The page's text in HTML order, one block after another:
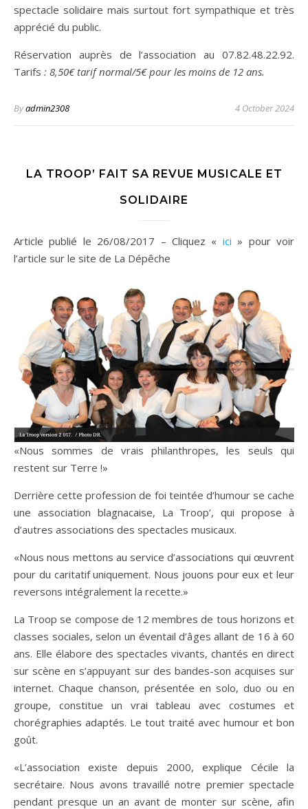
spectacle solidaire mais surtout fort sympathique et très
apprécié du public.
Réservation auprès de l’association au 07.82.48.22.92.
Tarifs : 8,50€ tarif normal/5€ pour les moins de 12 ans.
Byadmin2308 4 October 2024
LA TROOP’ FAIT SA REVUE MUSICALE ET
SOLIDAIRE
Article publié le 26/08/2017 – Cliquez « ici » pour voir
l’article sur le site de La Dépêche
«Nous sommes de vrais philanthropes, les seuls qui
restent sur Terre !»
Derrière cette profession de foi teintée d’humour se cache
une association blagnacaise, La Troop’, qui propose à
d’autres associations des spectacles musicaux.
«Nous nous mettons au service d’associations qui œuvrent
pour du caritatif uniquement. Nous jouons pour eux et leur
reversons intégralement la recette.»
La Troop se compose de 12 membres de tous horizons et
classes sociales, selon un éventail d’âges allant de 16 à 60
ans. Elle élabore des spectacles vivants, chantés en direct
sur scène en s’appuyant sur des bandes-son acquises sur
internet. Chaque chanson, présentée en solo, duo ou en
groupe, constitue un vrai tableau avec costumes et
chorégraphies adaptés. Le tout traité avec humour et bon
goût.
«L’association existe depuis 2000, explique Cécile la
secrétaire. Nous avons travaillé notre premier spectacle
pendant presque un an avant de monter sur scène, afin